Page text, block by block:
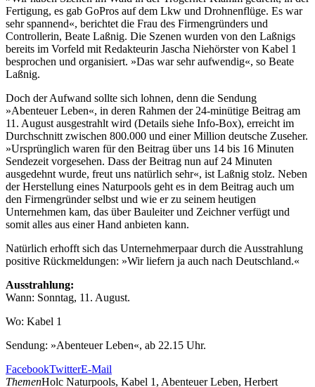
Fertigung, es gab GoPros auf dem Lkw und Drohnenflüge. Es war
sehr spannend«, berichtet die Frau des Firmengründers und
Controllerin, Beate Laßnig. Die Szenen wurden von den Laßnigs
bereits im Vorfeld mit Redakteurin Jascha Niehörster von Kabel 1
besprochen und organisiert. »Das war sehr aufwendig«, so Beate
Laßnig.
Doch der Aufwand sollte sich lohnen, denn die Sendung
»Abenteuer Leben«, in deren Rahmen der 24-minütige Beitrag am
11. August ausgestrahlt wird (Details siehe Info-Box), erreicht im
Durchschnitt zwischen 800.000 und einer Million deutsche Zuseher.
»Ursprünglich waren für den Beitrag über uns 14 bis 16 Minuten
Sendezeit vorgesehen. Dass der Beitrag nun auf 24 Minuten
ausgedehnt wurde, freut uns natürlich sehr«, ist Laßnig stolz. Neben
der Herstellung eines Naturpools geht es in dem Beitrag auch um
den Firmengründer selbst und wie er zu seinem heutigen
Unternehmen kam, das über Bauleiter und Zeichner verfügt und
somit alles aus einer Hand anbieten kann.
Natürlich erhofft sich das Unternehmerpaar durch die Ausstrahlung
positive Rückmeldungen: »Wir liefern ja auch nach Deutschland.«
Ausstrahlung:
Wann: Sonntag, 11. August.
Wo: Kabel 1
Sendung: »Abenteuer Leben«, ab 22.15 Uhr.
FacebookTwitterE-Mail
ThemenHolc Naturpools, Kabel 1, Abenteuer Leben, Herbert